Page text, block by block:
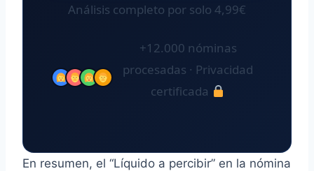
Análisis completo por solo 4,99€
+12.000 nóminas
procesadas · Privacidad
certificada
En resumen, el “Líquido a percibir” en la nómina